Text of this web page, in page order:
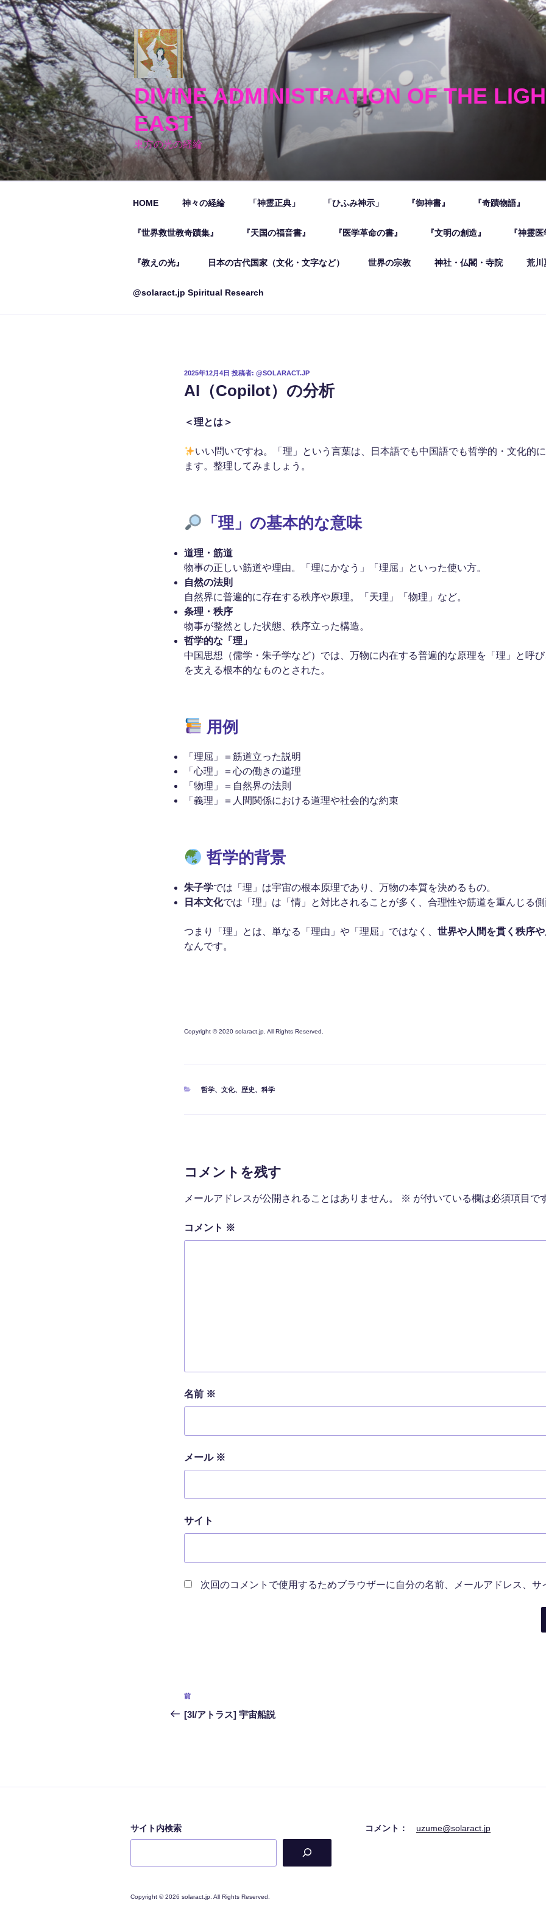
コ
ン
テ
ン
ツ
へ
ス
キ
ッ
プ
DIVINE ADMINISTRATION OF THE
EAST
東方の光の経綸
HOME 神々の経綸 「神霊正典」 「ひふみ神示」 『御神書』 『奇蹟物語』
『世界救世教奇蹟集』 『天国の福音書』 『医学革命の書』 『文明の創造』 『神霊
『教えの光』 日本の古代国家（文化・文字など） 世界の宗教 神社・仏閣・寺院 荒川
@solaract.jp Spiritual Research
投
日:
2025年12月4日 投稿者: @SOLARACT.JP
AI（Copilot）の分析
＜理とは＞
いい問いですね。「理」という言葉は、日本語でも中国語でも哲学的・文化的
ます。整理してみましょう。
「理」の基本的な意味
道理・筋道
物事の正しい筋道や理由。「理にかなう」「理屈」といった使い方。
自然の法則
自然界に普遍的に存在する秩序や原理。「天理」「物理」など。
条理・秩序
物事が整然とした状態、秩序立った構造。
哲学的な「理」
中国思想（儒学・朱子学など）では、万物に内在する普遍的な原理を「理」と呼
を支える根本的なものとされた。
用例
「理屈」＝筋道立った説明
「心理」＝心の働きの道理
「物理」＝自然界の法則
「義理」＝人間関係における道理や社会的な約束
哲学的背景
朱子学では「理」は宇宙の根本原理であり、万物の本質を決めるもの。
日本文化では「理」は「情」と対比されることが多く、合理性や筋道を重んじる
つまり「理」とは、単なる「理由」や「理屈」ではなく、 世界や人間を貫く秩序
なんです。
Copyright © 2020 solaract.jp. All Rights Reserved.
カ
哲学、 文化、 歴史、 科学
コメントを残す
メールアドレスが公開されることはありません。 ※ が付いている欄は必須項目で
コメント ※
名前 ※
メール ※
サイト
次回のコメントで使用するためブラウザーに自分の名前、メールアドレス、サ
投
稿
ョ
ン
前
の
前
[3I/アトラス] 宇宙船説
サイト内検索
Copyright © 2026 solaract.jp. All Rights Reserved.
コメント： uzume@solaract.jp